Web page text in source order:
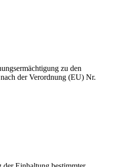
zu den
der Verordnung (EU) Nr.